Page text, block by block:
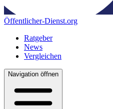
Öffentlicher-Dienst.org
Ratgeber
News
Vergleichen
Navigation öffnen